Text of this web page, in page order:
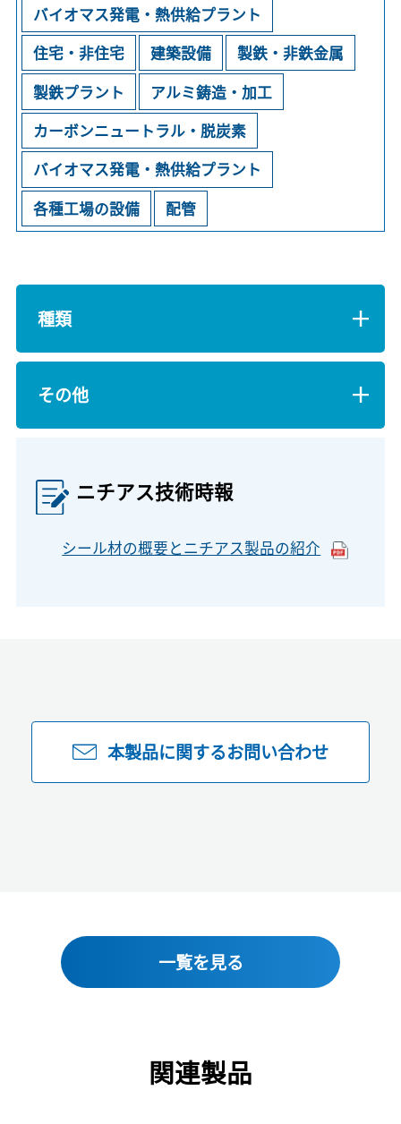
バイオマス発電・熱供給プラント
住宅・非住宅
建築設備
製鉄・非鉄金属
製鉄プラント
アルミ鋳造・加工
カーボンニュートラル・脱炭素
バイオマス発電・熱供給プラント
各種工場の設備
配管
種類
その他
ニチアス技術時報
シール材の概要とニチアス製品の紹介
本製品に関するお問い合わせ
一覧を見る
関連製品